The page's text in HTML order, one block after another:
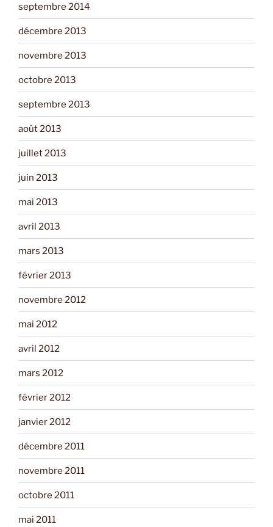
septembre 2014
décembre 2013
novembre 2013
octobre 2013
septembre 2013
août 2013
juillet 2013
juin 2013
mai 2013
avril 2013
mars 2013
février 2013
novembre 2012
mai 2012
avril 2012
mars 2012
février 2012
janvier 2012
décembre 2011
novembre 2011
octobre 2011
mai 2011